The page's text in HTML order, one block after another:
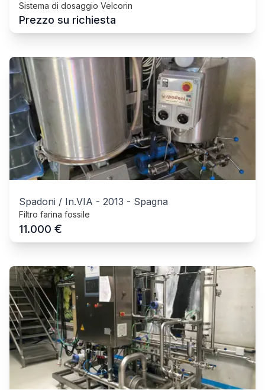
Sistema di dosaggio Velcorin
Prezzo su richiesta
Spadoni / In.VIA - 2013 - Spagna
Filtro farina fossile
11.000 €